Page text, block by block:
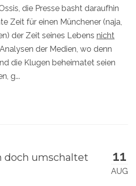
die Presse basht daraufhin
Zeit für einen Münchener (naja,
der Zeit seines Lebens nicht
der Medien, wo denn
die Klugen beheimatet seien
g...
11
AUG
doch umschaltet